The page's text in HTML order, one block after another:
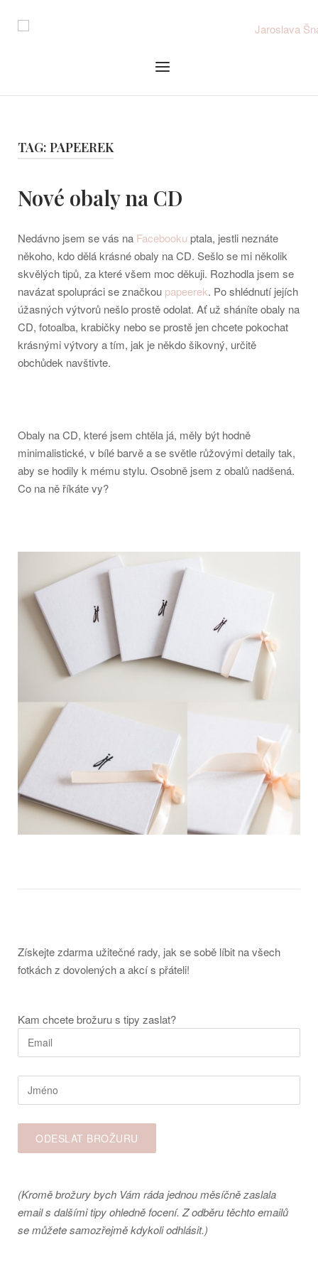
Menu
TAG: PAPEEREK
Nové obaly na CD
Nedávno jsem se vás na Facebooku ptala, jestli neznáte
někoho, kdo dělá krásné obaly na CD. Sešlo se mi několik
skvělých tipů, za které všem moc děkuji. Rozhodla jsem se
navázat spolupráci se značkou papeerek. Po shlédnutí jejích
úžasných výtvorů nešlo prostě odolat. Ať už sháníte obaly na
CD, fotoalba, krabičky nebo se prostě jen chcete pokochat
krásnými výtvory a tím, jak je někdo šikovný, určitě
obchůdek navštivte.
Obaly na CD, které jsem chtěla já, měly být hodně
minimalistické, v bílé barvě a se světle růžovými detaily tak,
aby se hodily k mému stylu. Osobně jsem z obalů nadšená.
Co na ně říkáte vy?
Získejte zdarma užitečné rady, jak se sobě líbit na všech
fotkách z dovolených a akcí s přáteli!
Kam chcete brožuru s tipy zaslat?
(Kromě brožury bych Vám ráda jednou měsíčně zaslala
email s dalšími tipy ohledně focení. Z odběru těchto emailů
se můžete samozřejmě kdykoli odhlásit.)